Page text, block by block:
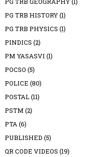
PG TRB HISTORY(1)
PG TRB PHYSICS (1)
PINDICS (2)
PM YASASVI (1)
POCSO (5)
POLICE (80)
POSTAL(11)
PSTM (2)
PTA (6)
PUBLISHED (5)
QR CODE VIDEOS (19)